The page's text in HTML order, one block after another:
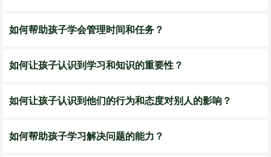
如何帮助孩子学会管理时间和任务？
如何让孩子认识到学习和知识的重要性？
如何让孩子认识到他们的行为和态度对别人的影响？
如何帮助孩子学习解决问题的能力？